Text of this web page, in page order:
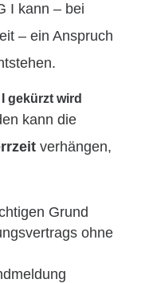
I kann – bei
– ein Anspruch
gekürzt wird
kann die
verhängen,
Grund
ohne